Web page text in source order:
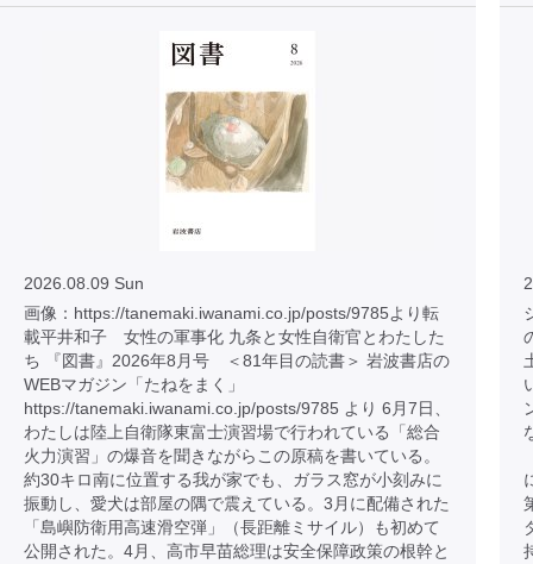
2026.08.09 Sun
画像：https://tanemaki.iwanami.co.jp/posts/9785より転
載平井和子 女性の軍事化 九条と女性自衛官とわたした
ち 『図書』2026年8月号 ＜81年目の読書＞ 岩波書店の
WEBマガジン「たねをまく」
https://tanemaki.iwanami.co.jp/posts/9785 より 6月7日、
わたしは陸上自衛隊東富士演習場で行われている「総合
火力演習」の爆音を聞きながらこの原稿を書いている。
約30キロ南に位置する我が家でも、ガラス窓が小刻みに
振動し、愛犬は部屋の隅で震えている。3月に配備された
「島嶼防衛用高速滑空弾」（長距離ミサイル）も初めて
公開された。4月、高市早苗総理は安全保障政策の根幹と